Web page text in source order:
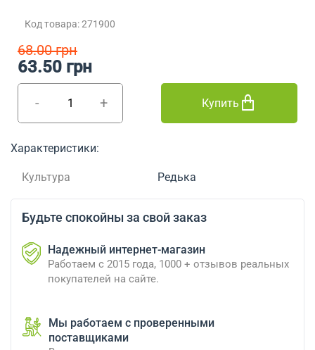
Код товара: 271900
- +
68.00 грн
63.50 грн
Купить
Характеристики:
Культура Редька
Будьте спокойны за свой заказ
Надежный интернет-магазин
Работаем с 2015 года, 1000 + отзывов реальных
покупателей на сайте.
Мы работаем с проверенными
поставщиками